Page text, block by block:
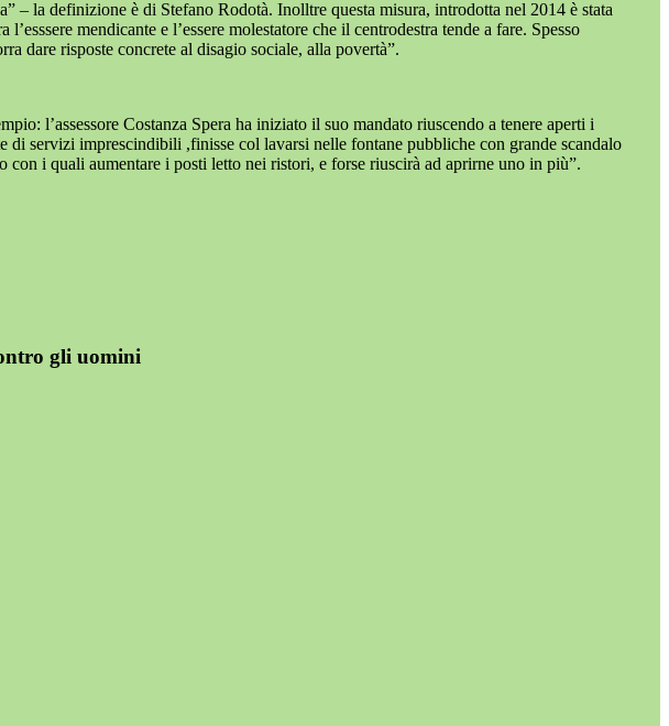
– la definizione è di Stefano Rodotà. Inolltre questa misura, introdotta nel 2014 è stata
mendicante e l’essere molestatore che il centrodestra tende a fare. Spesso
dare risposte concrete al disagio sociale, alla povertà”.
l’assessore Costanza Spera ha iniziato il suo mandato riuscendo a tenere aperti i
servizi imprescindibili ,finisse col lavarsi nelle fontane pubbliche con grande scandalo
con i quali aumentare i posti letto nei ristori, e forse riuscirà ad aprirne uno in più”.
gli uomini